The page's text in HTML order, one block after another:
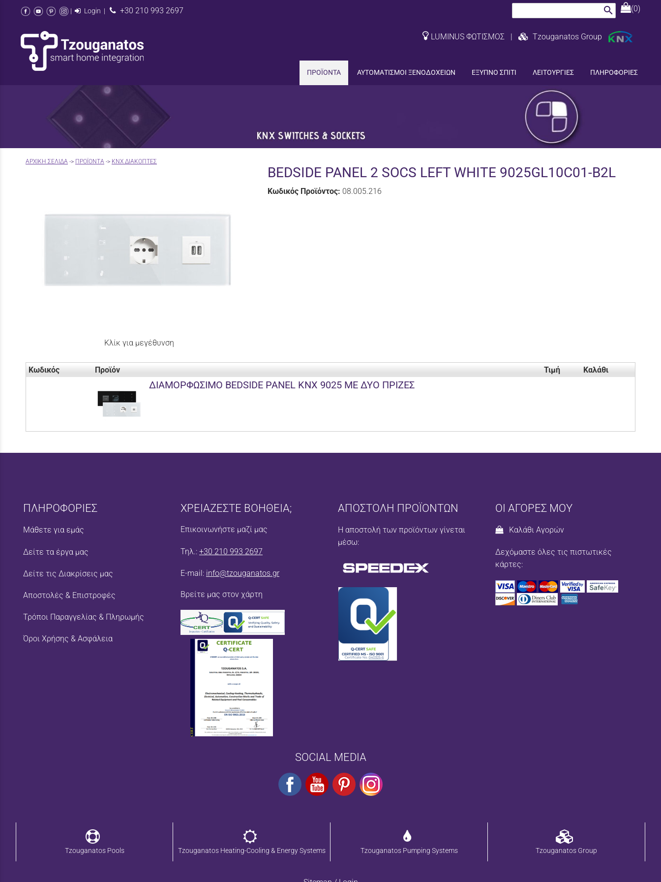
| Login | +30 210 993 2697 (0)
search
LUMINUS ΦΩΤΙΣΜΟΣ | Tzouganatos Group
ΠΡΟΪΟΝΤΑ ΑΥΤΟΜΑΤΙΣΜΟΙ ΞΕΝΟΔΟΧΕΙΩΝ ΕΞΥΠΝΟ ΣΠΙΤΙ ΛΕΙΤΟΥΡΓΙΕΣ ΠΛΗΡΟΦΟΡΙΕΣ
AΡΧΙΚΉ ΣΕΛΊΔΑ -> ΠΡΟΪΟΝΤΑ -> KNX ΔΙΑΚΟΠΤΕΣ
Κλίκ για μεγέθυνση
BEDSIDE PANEL 2 SOCS LEFT WHITE 9025GL10C01-B2L
Κωδικός Προϊόντος: 08.005.216
Κωδικός Προϊόν Τιμή Καλάθι
ΔΙΑΜΟΡΦΩΣΙΜΟ BEDSIDE PANEL KNX 9025 ΜΕ ΔΥΟ ΠΡΙΖΕΣ
ΠΛΗΡΟΦΟΡΙΕΣ
Μάθετε για εμάς
Δείτε τα έργα μας
Δείτε τις Διακρίσεις μας
Αποστολές & Επιστροφές
Τρόποι Παραγγελίας & Πληρωμής
Όροι Χρήσης & Ασφάλεια
ΧΡΕΙΑΖΕΣΤΕ ΒΟΗΘΕΙΑ;
Επικοινωνήστε μαζί μας
Τηλ.: +30 210 993 2697
E-mail: info@tzouganatos.gr
Βρείτε μας στον χάρτη
ΑΠΟΣΤΟΛΗ ΠΡΟΪΟΝΤΩΝ
Η αποστολή των προϊόντων γίνεται
μέσω:
ΟΙ ΑΓΟΡΕΣ ΜΟΥ
Καλάθι Αγορών
Δεχόμαστε όλες τις πιστωτικές
κάρτες:
SOCIAL MEDIA
Tzouganatos Pools Tzouganatos Heating-Cooling & Energy Systems Tzouganatos Pumping Systems Tzouganatos Group